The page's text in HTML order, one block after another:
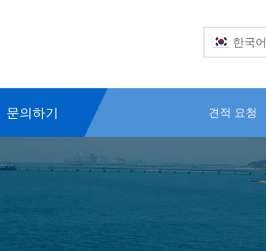
한국어
문의하기 견적 요청